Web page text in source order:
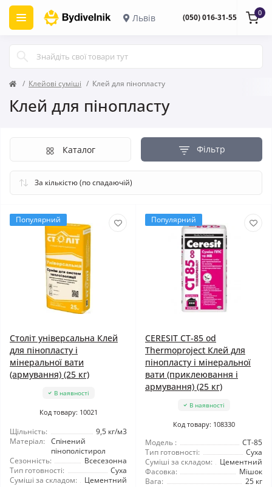
Львів (050) 016-31-55 0
Клейові суміші Клей для пінопласту
Клей для пінопласту
Фільтр
Каталог
Популярний
Століт універсальна Клей
для пінопласту і
мінеральної вати
(армування) (25 кг)
В наявності
Код товару: 10021
Щільність:
9,5 кг/м3
Матеріал:
Спінений
пінополістирол
Сезонність:
Всесезонна
Тип готовності:
Суха
Суміші за складом:
Цементний
Популярний
CERESIT CT-85 od
Thermoproject Клей для
пінопласту і мінеральної
вати (приклеювання і
армування) (25 кг)
В наявності
Код товару: 108330
Модель :
CT-85
Тип готовності:
Суха
Суміші за складом:
Цементний
Фасовка:
Мішок
Вага:
25 кг